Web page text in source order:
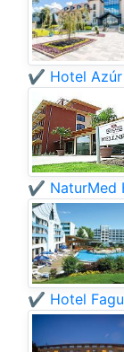
✔️ Hotel
✔️ NaturMed
✔️ Hotel